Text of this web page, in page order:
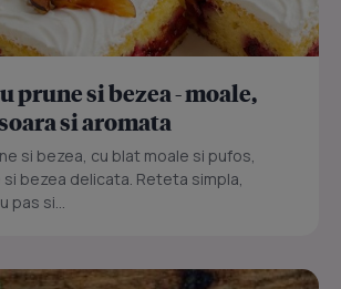
prune si bezea - moale,
si aromata
si bezea, cu blat moale si pufos,
bezea delicata. Reteta simpla,
pas si...